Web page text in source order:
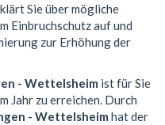
klärt Sie über mögliche
Einbruchschutz auf und
zur Erhöhung der
- Wettelsheim ist für Sie
Jahr zu erreichen. Durch
- Wettelsheim hat der